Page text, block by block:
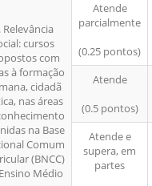
Relevância
cursos
com
à formação
cidadã
nas áreas
na Base
Comum
(BNCC)
Médio
Atende
parcialmente
(0.25 pontos)
Atende
(0.5 pontos)
Atende e
supera, em
partes